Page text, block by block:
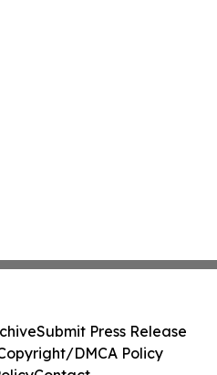
Submit Press Release
DMCA Policy